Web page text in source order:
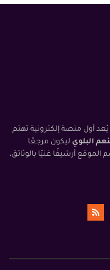
يُعد أول منصة إلكترونية تهتم
البلوي ليكون مرجعًا
الموقع أرشيفًا غنيًا بالوثائق،